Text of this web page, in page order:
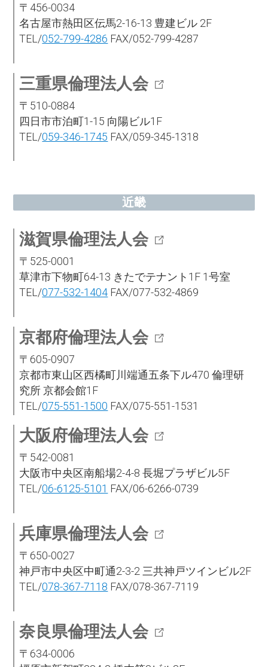
〒456-0034
名古屋市熱田区伝馬2-16-13 豊建ビル 2F
TEL/052-799-4286 FAX/052-799-4287
三重県倫理法人会
〒510-0884
四日市市泊町1-15 向陽ビル1F
TEL/059-346-1745 FAX/059-345-1318
近畿
滋賀県倫理法人会
〒525-0001
草津市下物町64-13 きたでテナント1F 1号室
TEL/077-532-1404 FAX/077-532-4869
京都府倫理法人会
〒605-0907
京都市東山区西橘町川端通五条下ル470 倫理研
究所 京都会館1F
TEL/075-551-1500 FAX/075-551-1531
大阪府倫理法人会
〒542-0081
大阪市中央区南船場2-4-8 長堀プラザビル5F
TEL/06-6125-5101 FAX/06-6266-0739
兵庫県倫理法人会
〒650-0027
神戸市中央区中町通2-3-2 三共神戸ツインビル2F
TEL/078-367-7118 FAX/078-367-7119
奈良県倫理法人会
〒634-0006